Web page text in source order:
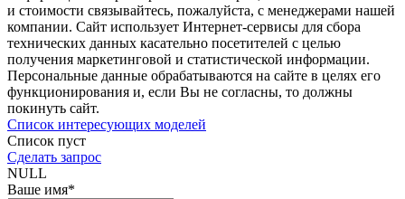
и стоимости связывайтесь, пожалуйста, с менеджерами нашей
компании. Сайт использует Интернет-сервисы для сбора
технических данных касательно посетителей с целью
получения маркетинговой и статистической информации.
Персональные данные обрабатываются на сайте в целях его
функционирования и, если Вы не согласны, то должны
покинуть сайт.
Список интересующих моделей
Список пуст
Сделать запрос
NULL
Ваше имя*